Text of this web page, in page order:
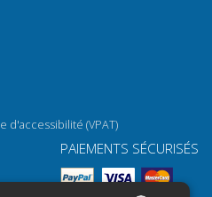
d'accessibilité (VPAT)
PAIEMENTS SÉCURISÉS